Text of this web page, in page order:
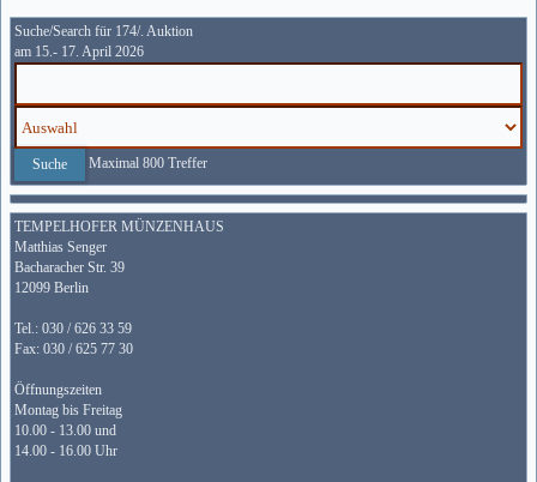
Suche/Search für 174/. Auktion
am 15.- 17. April 2026
Maximal 800 Treffer
TEMPELHOFER MÜNZENHAUS
Matthias Senger
Bacharacher Str. 39
12099 Berlin
Tel.: 030 / 626 33 59
Fax: 030 / 625 77 30
Öffnungszeiten
Montag bis Freitag
10.00 - 13.00 und
14.00 - 16.00 Uhr